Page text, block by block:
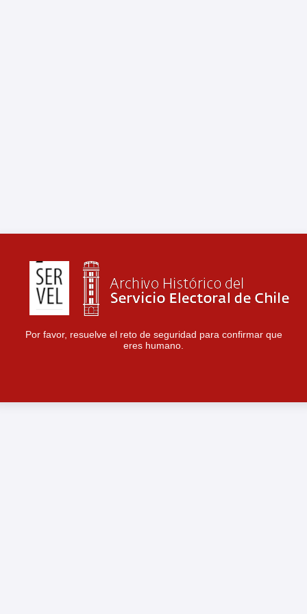
Por favor, resuelve el reto de seguridad para confirmar que
eres humano.